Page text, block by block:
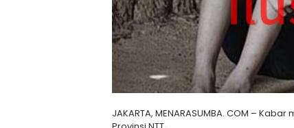
JAKARTA, MENARASUMBA. COM –